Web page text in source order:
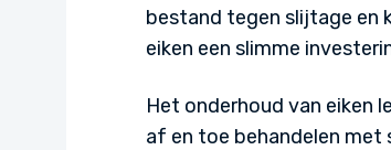
bestand tegen slijtage en
eiken een slimme
Het onderhoud van eiken
af en toe behandelen